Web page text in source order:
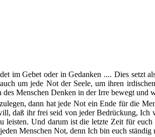
im Gebet oder in Gedanken .... Dies setzt
um jede Not der Seele, um ihren
Menschen Denken in der Irre bewegt und
dann hat jede Not ein Ende für die
daß ihr frei seid von jeder Bedrückung,
leisten. Und darum ist die letzte Zeit für
Menschen Not, denn Ich bin euch